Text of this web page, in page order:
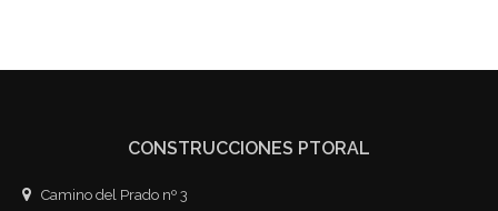
CONSTRUCCIONES PTORAL
Camino del Prado nº 3